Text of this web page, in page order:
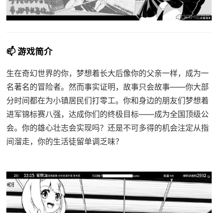
📫 游戏简介
生在奇幻世界的你，梦想着长大后像你的父亲一样，成为一
名著名的冒险者。然而事实证明，故事只会故事——你大部
分时间都在为小镇居民们打零工。你和身边的朋友们梦想着
进军锦标赛八强，达成你们的终极目标——成为全国顶级公
会。你的雄心壮志会实现吗？还是不可多得的机会注定从指
间溜走，你的生活徒留单调乏味？